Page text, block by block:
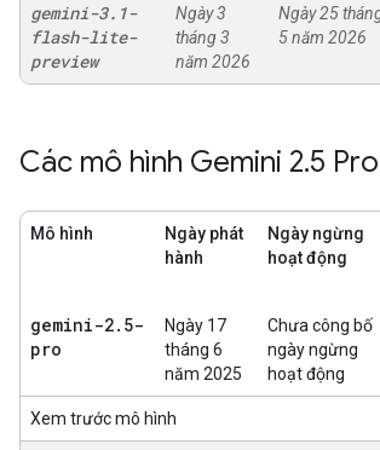
gemini-3. 1-
flash-lite-
preview
Ngày 3
tháng 3
năm 2026
Ngày 25
5 năm 2026
Các mô hình Gemini 2.5 Pro
Mô hình
Ngày phát
hành
Ngày ngừng
hoạt động
gemini-2. 5-
pro
Ngày 17
tháng 6
năm 2025
Chưa công bố
ngày ngừng
hoạt động
Xem trước mô hình